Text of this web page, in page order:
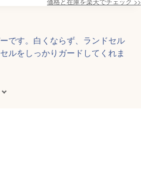
です。白くならず、ランドセル
ルをしっかりガードしてくれま